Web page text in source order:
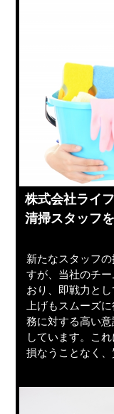
株式会社ライ
清掃スタッフ
新たなスタッフ
すが、当社のチ
おり、即戦力と
上げもスムーズ
務に対する高い
しています。こ
損なうことなく